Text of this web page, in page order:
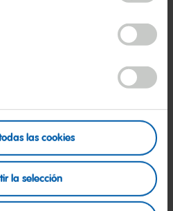
las cookies
la selección